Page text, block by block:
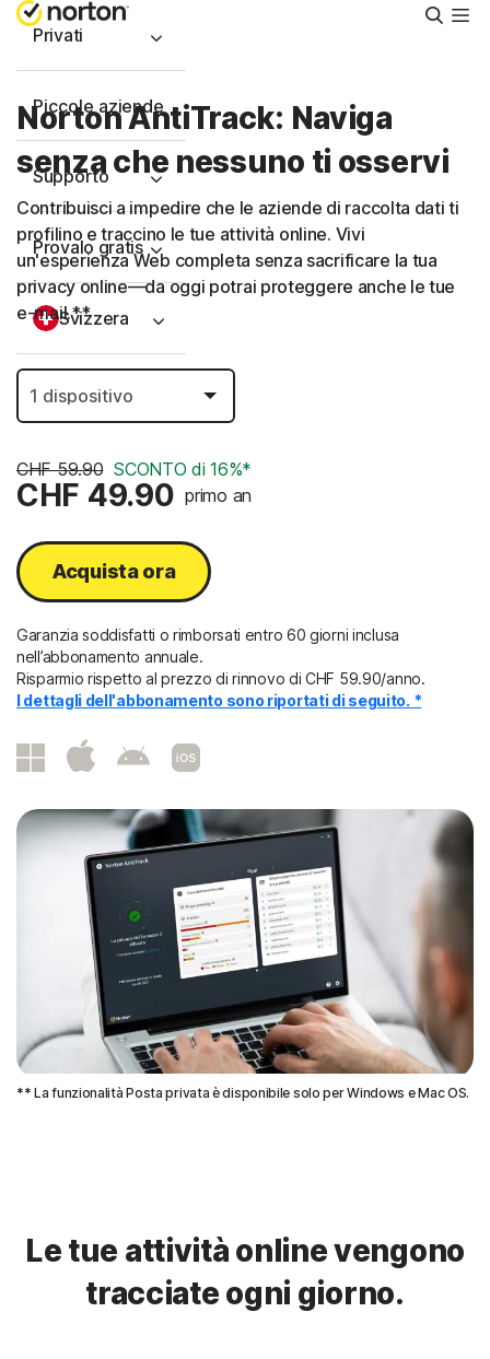
Cerca
Privati
Piccole aziende
Supporto
Provalo gratis
Svizzera
Accedi
Norton AntiTrack: Naviga
senza che nessuno ti osservi
Contribuisci a impedire che le aziende di raccolta dati ti
profilino e traccino le tue attività online. Vivi
un'esperienza Web completa senza sacrificare la tua
privacy online—da oggi potrai proteggere anche le tue
e-mail.**
CHF 59.90 SCONTO di 16%*
CHF 49.90 primo an
Acquista ora
Garanzia soddisfatti o rimborsati entro 60 giorni inclusa
nell’abbonamento annuale.
Risparmio rispetto al prezzo di rinnovo di CHF 59.90/anno.
I dettagli dell'abbonamento sono riportati di seguito. *
** La funzionalità Posta privata è disponibile solo per Windows e Mac OS.
Le tue attività online vengono
tracciate ogni giorno.